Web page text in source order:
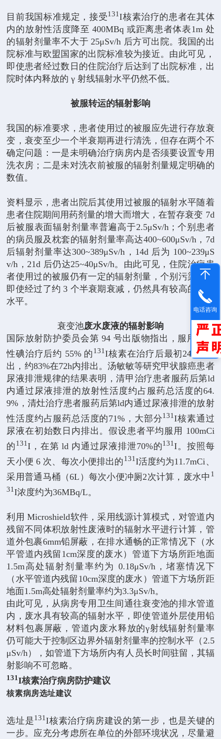
目前我国标准规定，接受131I核素治疗的患者在其体
内的放射性活度降至 400MBq 或距离患者体表1m 处
的辐射剂量率不大于 25μSv/h 后方可出院。我国的出
院标准与欧盟国家的出院标准较为接近。由此可见，
即使患者经过数日的住院治疗后达到了出院标准，出
院时体内释放的 γ 射线辐射水平仍然不低。
被服转运的辐射影响
我国的标准要求，患者使用过的被服应先进行存放衰
变，衰变至少一个半衰期再进行清洗，但存在两个不
确定问题：一是未明确治疗病房内是否须要设置专用
洗衣房；二是未对洗衣前被服的辐射剂量规定明确的
数值。
资料显示，患者出院后其使用过被服的辐射水平随着
患者住院期间用药剂量的增大而增大，在暂存衰变 7d
后被服表面辐射剂量率普遍高于2.5μSv/h；个别患者
的病员服及枕套的辐射剂量率高达400~600μSv/h，7d
后辐射剂量率达300~389μSv/h，14d 后为 100~239μS
v/h，21d 后仍达25~40μSv/h。由此可见，住院治疗患
者使用过的被服仍有一定的辐射剂量，个别污染被服
即使经过了约 3 个半衰期衰减，仍然具有较高的辐射
水平。
衰变池废水废液的辐射影响
国际放射防护委员会第 94 号出版物指出，服用放射
性碘治疗后约 55% 的131I核素在治疗后最初24h内排
出，约83%在72h内排出。汤敏敏等研究甲状腺癌患者
尿液排泄规律的结果表明，清甲治疗患者服药后第ld
内通过尿液排泄的放射性活度约占服药总活度的64.
9%，清灶治疗患者服药后第ld内通过尿液排泄的放射
性活度约占服药总活度的71%，大部分131I核素通过
尿液在初始数日内排出。假设患者平均服用 100mCi
的131I，在第 ld 内通过尿液排泄70%的131I。按照每
天小便 6 次、每次小便排出的131I活度约为11.7mCi、
采用普通马桶（6L）每次小便冲厕2次计算，废水中 1
31I浓度约为36MBq/L。
利用 Microshield软件，采用线源计算模式，对管道内
残留不同体积放射性废液时的辐射水平进行计算，管
道外包裹6mm铅屏蔽，在排水通畅的正常情况下（水
平管道内残留1cm深度的废水）管道下方场所距地面
1.5m高处辐射剂量率约为 0.18μSv/h，堵塞情况下
（水平管道内残留10cm深度的废水）管道下方场所距
地面1.5m高处辐射剂量率约为3.3μSv/h。
由此可见，从病房专用卫生间通往衰变池的排水管道
内，废水具有较高的辐射水平，即使管道外层使用铅
材料包裹屏蔽，管道内废水释放的γ射线辐射剂量率
仍可能大于控制区边界外辐射剂量率的控制水平（2.5
μSv/h），如管道下方场所内有人员长时间驻留，其辐
射影响不可忽略。
131I核素治疗病房防护建议
核素病房选址建议
选址是131I核素治疗病房建设的第一步，也是关键的
一步。应充分考虑所在单位的外部环境状况，尽量避
电话咨询